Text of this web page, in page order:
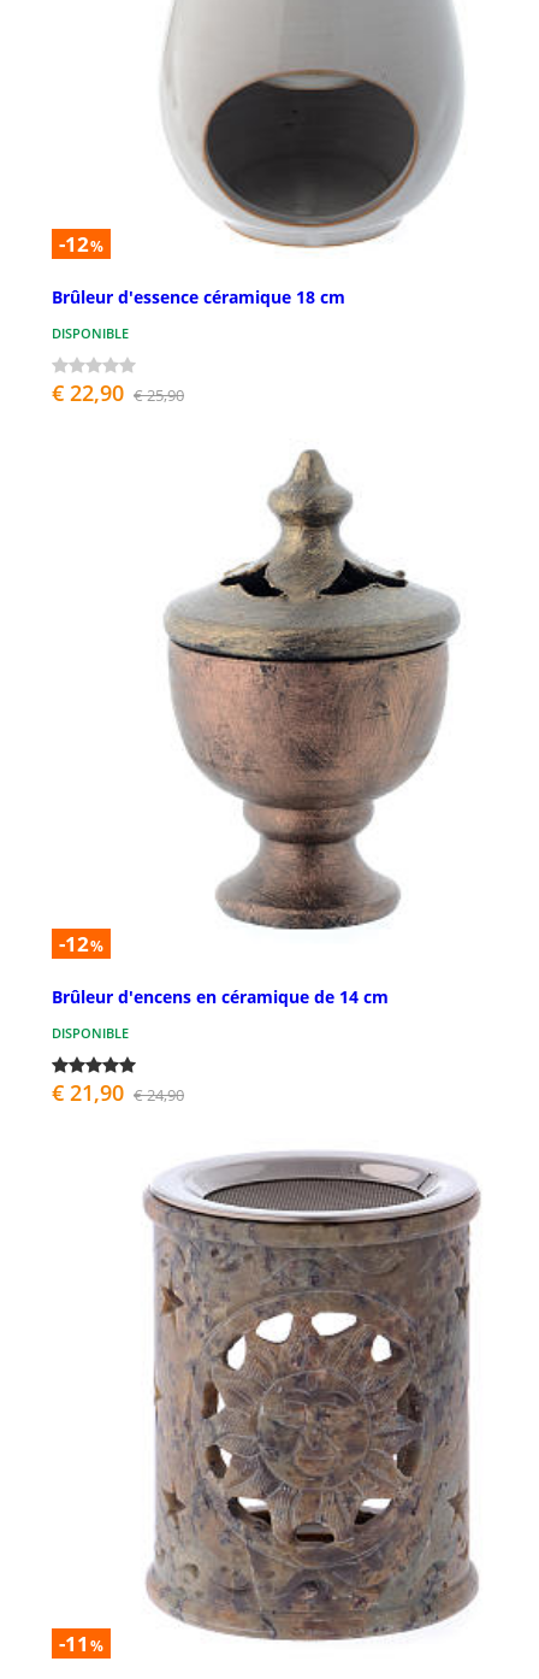
-12%
Brûleur d'essence céramique 18 cm
DISPONIBLE
€ 22,90 € 25,90
-12%
Brûleur d'encens en céramique de 14 cm
DISPONIBLE
€ 21,90 € 24,90
-11 %